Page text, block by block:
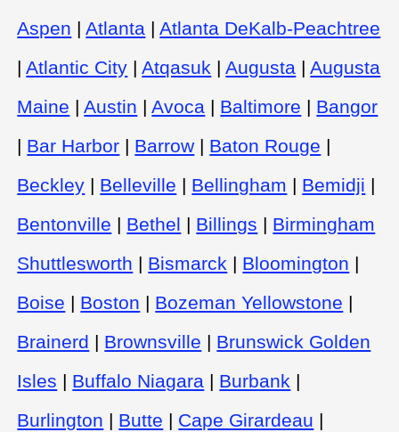
Aspen | Atlanta | Atlanta DeKalb-Peachtree
| Atlantic City | Atqasuk | Augusta | Augusta
Maine | Austin | Avoca | Baltimore | Bangor
| Bar Harbor | Barrow | Baton Rouge |
Beckley | Belleville | Bellingham | Bemidji |
Bentonville | Bethel | Billings | Birmingham
Shuttlesworth | Bismarck | Bloomington |
Boise | Boston | Bozeman Yellowstone |
Brainerd | Brownsville | Brunswick Golden
Isles | Buffalo Niagara | Burbank |
Burlington | Butte | Cape Girardeau |